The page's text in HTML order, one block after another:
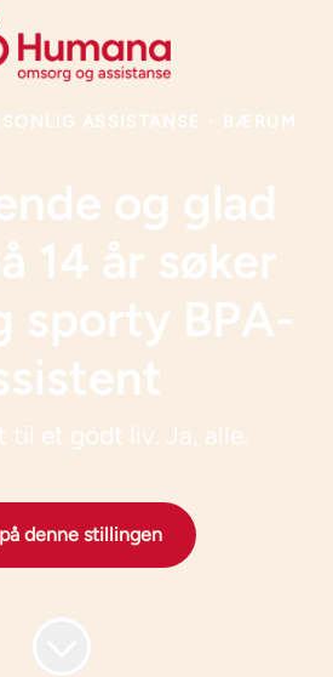
ASSISTANSE · BÆRUM
og glad
14 år søker
sporty BPA-
til et godt liv. Ja, alle.
denne stillingen